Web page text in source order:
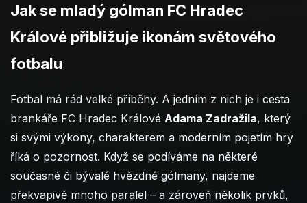
Jak se mladý gólman FC Hradec
Králové přibližuje ikonám světového
fotbalu
Fotbal má rád velké příběhy. A jedním z nich je i cesta
brankáře FC Hradec Králové Adama Zadražila, který
si svými výkony, charakterem a moderním pojetím hry
říká o pozornost. Když se podíváme na některé
současné či bývalé hvězdné gólmany, najdeme
překvapivě mnoho paralel – a zároveň několik prvků,